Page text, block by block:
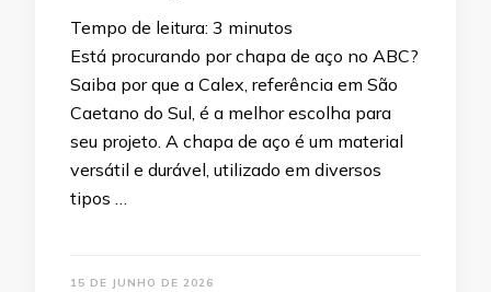
Tempo de leitura: 3 minutos
Está procurando por chapa de aço no ABC?
Saiba por que a Calex, referência em São
Caetano do Sul, é a melhor escolha para
seu projeto. A chapa de aço é um material
versátil e durável, utilizado em diversos
tipos …
15 DE JUNHO DE 2026